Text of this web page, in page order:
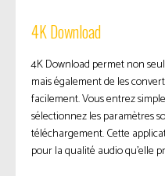
4K Download
4K Download permet non
mais également de les
facilement. Vous entrez
sélectionnez les paramètres
téléchargement. Cette
pour la qualité audio qu’elle